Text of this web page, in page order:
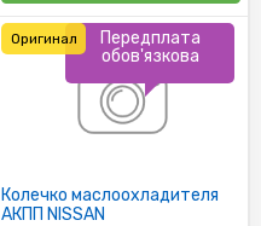
Колечко маслоохладителя
АКПП NISSAN
Передплата
обов'язкова
Оригинал